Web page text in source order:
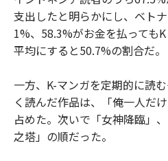
支出したと明らかにし、ベト
1%、58.3%がお金を払っても
平均にすると50.7%の割合だ。
一方、K-マンガを定期的に読
く読んだ作品は、「俺一人だ
占めた。次いで「女神降臨」
之塔」の順だった。